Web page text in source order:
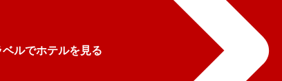
ルでホテルを見る